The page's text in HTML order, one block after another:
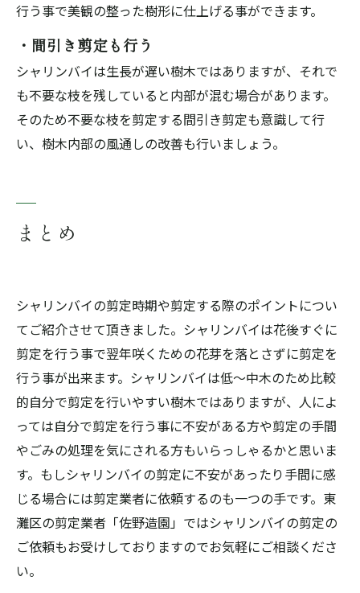
行う事で美観の整った樹形に仕上げる事ができます。
・間引き剪定も行う
シャリンバイは生長が遅い樹木ではありますが、それで
も不要な枝を残していると内部が混む場合があります。
そのため不要な枝を剪定する間引き剪定も意識して行
い、樹木内部の風通しの改善も行いましょう。
まとめ
シャリンバイの剪定時期や剪定する際のポイントについ
てご紹介させて頂きました。シャリンバイは花後すぐに
剪定を行う事で翌年咲くための花芽を落とさずに剪定を
行う事が出来ます。シャリンバイは低～中木のため比較
的自分で剪定を行いやすい樹木ではありますが、人によ
っては自分で剪定を行う事に不安がある方や剪定の手間
やごみの処理を気にされる方もいらっしゃるかと思いま
す。もしシャリンバイの剪定に不安があったり手間に感
じる場合には剪定業者に依頼するのも一つの手です。東
灘区の剪定業者「佐野造園」ではシャリンバイの剪定の
ご依頼もお受けしておりますのでお気軽にご相談くださ
い。